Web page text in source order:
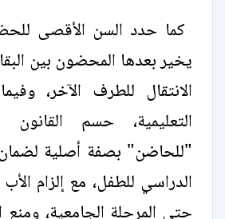
يخير بعدها المحضون بين
الانتقال للطرف الآخر،
التعليمية، حسم
"للحاضن" بصفة أصلية لضمان
الدراسي للطفل، مع إلزام